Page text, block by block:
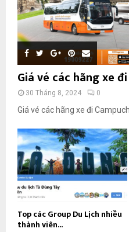
Giá vé các hãng xe
30 Tháng 8, 2024 0
Giá vé các hãng xe đi
Top các Group Du Lịch nhiều
thành viên...